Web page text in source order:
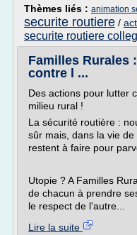
Thèmes liés : animation
securite routiere /
securite routiere
Familles Rurales
contre l ...
Des actions pour lutter
milieu rural !
La sécurité routière :
sûr mais, dans la vie
restent à faire pour
Utopie ? A Familles
de chacun à prendre
le respect de l'autre...
Lire la suite